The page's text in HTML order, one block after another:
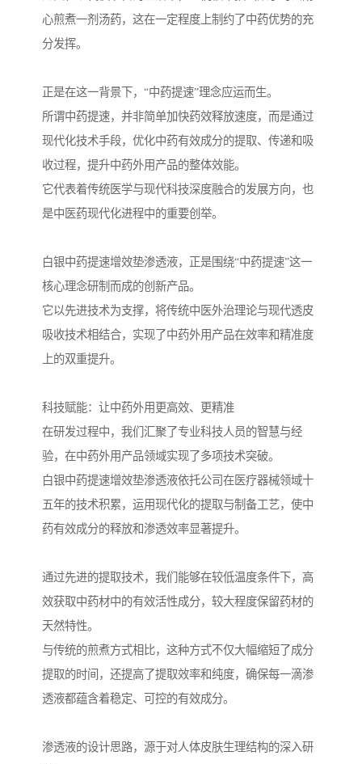
心煎煮一剂汤药，这在一定程度上制约了中药优势的充
分发挥。
正是在这一背景下，“中药提速”理念应运而生。
所谓中药提速，并非简单加快药效释放速度，而是通过
现代化技术手段，优化中药有效成分的提取、传递和吸
收过程，提升中药外用产品的整体效能。
它代表着传统医学与现代科技深度融合的发展方向，也
是中医药现代化进程中的重要创举。
白银中药提速增效垫渗透液，正是围绕“中药提速”这一
核心理念研制而成的创新产品。
它以先进技术为支撑，将传统中医外治理论与现代透皮
吸收技术相结合，实现了中药外用产品在效率和精准度
上的双重提升。
科技赋能：让中药外用更高效、更精准
在研发过程中，我们汇聚了专业科技人员的智慧与经
验，在中药外用产品领域实现了多项技术突破。
白银中药提速增效垫渗透液依托公司在医疗器械领域十
五年的技术积累，运用现代化的提取与制备工艺，使中
药有效成分的释放和渗透效率显著提升。
通过先进的提取技术，我们能够在较低温度条件下，高
效获取中药材中的有效活性成分，较大程度保留药材的
天然特性。
与传统的煎煮方式相比，这种方式不仅大幅缩短了成分
提取的时间，还提高了提取效率和纯度，确保每一滴渗
透液都蕴含着稳定、可控的有效成分。
渗透液的设计思路，源于对人体皮肤生理结构的深入研